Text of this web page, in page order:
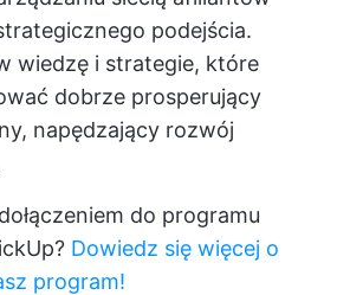
podejścia.
wiedzę i strategie, które
dobrze prosperujący
napędzający rozwój
do programu
Dowiedz się więcej o
program!